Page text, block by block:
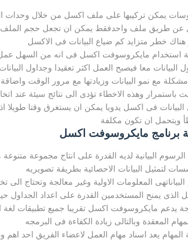
يمكن تركيبها على ملف اكسل من خلال وحدات
عن طريق ملف واحدفقط يمكن ان تجعل حجم الملف
خطر متزايد كم ضياع البيانات فى الاكسل
استخدام مايكروسوفت اكسل فى انه من السهل عمل
البيانات معا فيصبح العمل اكثر تعقيدا وجداول
مع نمو البيانات وزيادتها مع مرور الوقت
باستمرار وهذه الاخطاء تؤدى الى نتائج سيئة عند
البيانات فى اكسل يدويا يمكن ان يستغرق وقتا طويلا
ويتحمل ان تكون مكلفة
برنامج مايكروسوفت اكسل
الرسوم البيانية لديه القدرة على انتاج مجموعة
لتمثيل البيانات الاحصائية بطريقة تصويريه
البياناتهى المعلومات الاولية وغير معالجة وتحتاج
الذى يمنح المستخدمين القدرة على اعداد الجداول
يدعم مايكروسوفت اكسل تقريبا جميع تطبيقات
المعقدة وبالتالى زيادة الكفاءة فى البرمجه
المهام يعد اسناد مهام العمل لاعضاء الفريق احد اهم